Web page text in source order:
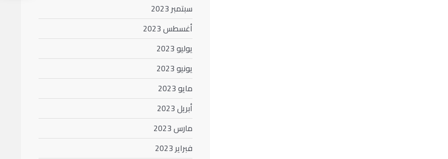
سبتمبر 2023
أغسطس 2023
يوليو 2023
يونيو 2023
مايو 2023
أبريل 2023
مارس 2023
فبراير 2023